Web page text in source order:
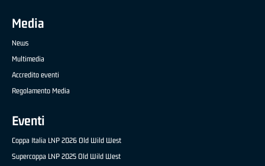
Media
News
Multimedia
Accredito eventi
Regolamento Media
Eventi
Coppa Italia LNP 2026 Old Wild West
Supercoppa LNP 2025 Old Wild West